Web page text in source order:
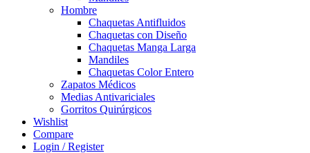
Hombre
Chaquetas Antifluidos
Chaquetas con Diseño
Chaquetas Manga Larga
Mandiles
Chaquetas Color Entero
Zapatos Médicos
Medias Antivariciales
Gorritos Quirúrgicos
Wishlist
Compare
Login / Register